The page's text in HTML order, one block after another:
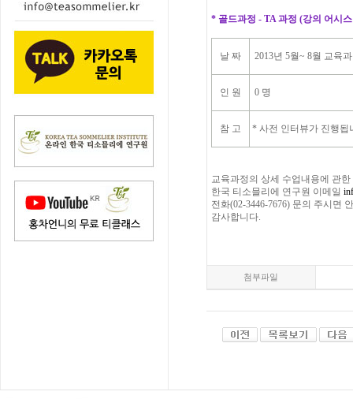
* 골드과정 - TA 과정 (강의 어시
날 짜 2013년 5월~ 8월 교육
인 원 0 명
참 고 * 사전 인터뷰가 진행됩
교육과정의 상세 수업내용에 관
한국 티소믈리에 연구원 이메일
전화(02-3446-7676) 문의 주시면
감사합니다.
첨부파일